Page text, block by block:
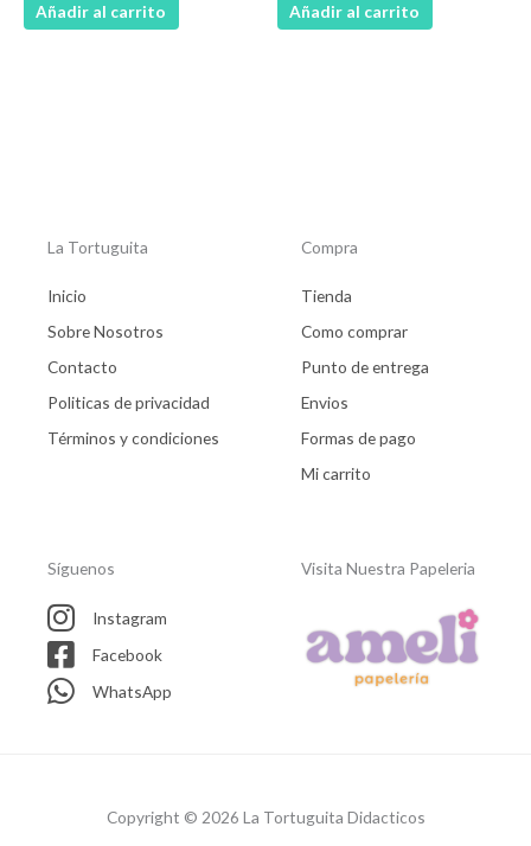
Añadir al carrito Añadir al carrito
La Tortuguita
Inicio
Sobre Nosotros
Contacto
Politicas de privacidad
Términos y condiciones
Compra
Tienda
Como comprar
Punto de entrega
Envios
Formas de pago
Mi carrito
Síguenos
Instagram
Facebook
WhatsApp
Visita Nuestra Papeleria
Copyright © 2026 La Tortuguita Didacticos